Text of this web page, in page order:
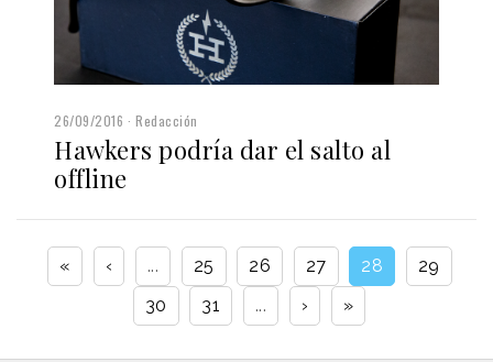
26/09/2016 Redacción
Hawkers podría dar el salto al
offline
« ‹ ... 25 26 27 28
29
30
31 ... › »